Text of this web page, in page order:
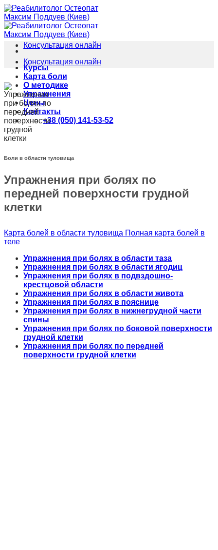
Skip
to
content
Курсы
Карта боли
О методике
Упражнения
Цены
Контакты
+38 (050) 141-53-52
Консультация онлайн
Консультация онлайн
Боли в области туловища
Упражнения при болях по
передней поверхности грудной
клетки
Карта болей в области туловища Полная карта болей в
теле
Упражнения при болях в области таза
Упражнения при болях в области ягодиц
Упражнения при болях в подвздошно-
крестцовой области
Упражнения при болях в области живота
Упражнения при болях в пояснице
Упражнения при болях в нижнегрудной части
спины
Упражнения при болях по боковой поверхности
грудной клетки
Упражнения при болях по передней
поверхности грудной клетки